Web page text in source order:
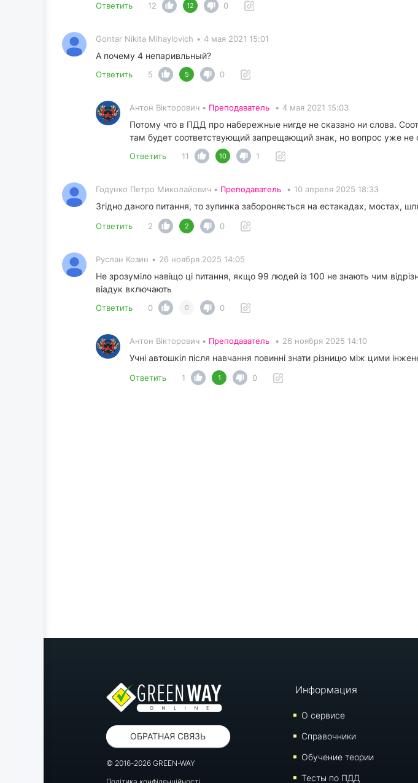
Ответить 12 12 0
Gontar Nikita Mihaylovich • 4 мая 2021 15:01
А почему 4 непаривльный?
Ответить 5 5 0
Антон Вікторович • Преподаватель • 4 мая 2021 15:03
Потому что в ПДД про набережные нигде не сказано ни слова.
там будет соответствующий запрещающий знак, но вопрос уже не
Ответить 11 10 1
Годунко Петро Миколайович • Преподаватель • 10 апреля 2025 18:33
Згідно даного питання, то зупинка забороняється на естакадах, мостах,
Ответить 2 2 0
Руслан Козин • 26 ноября 2025 14:05
Не зрозуміло навіщо ці питання, якщо 99 людей із 100 не знають чим
віадук включають
Ответить 0 0 0
Антон Вікторович • Преподаватель • 26 ноября 2025 14:10
Учні автошкіл після навчання повинні знати різницю між цими
Ответить 1 1 0
ОБРАТНАЯ СВЯЗЬ
© 2016-2026 GREEN-WAY
Информация
О сервисе
Справочники
Обучение теории
Тесты по ПДД